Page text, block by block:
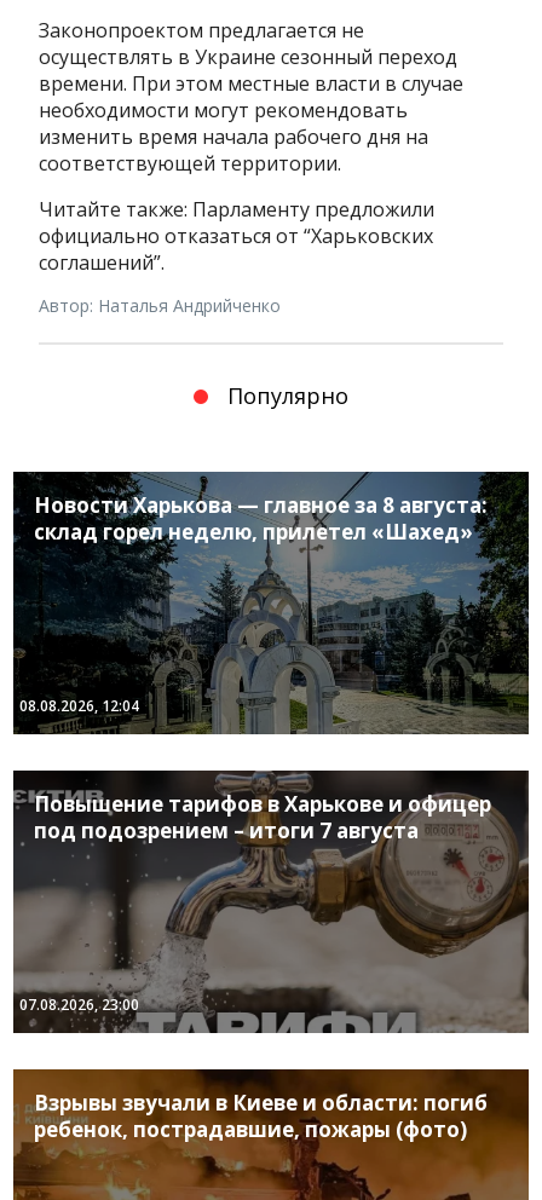
Законопроектом предлагается не
осуществлять в Украине сезонный переход
времени. При этом местные власти в случае
необходимости могут рекомендовать
изменить время начала рабочего дня на
соответствующей территории.
Читайте также: Парламенту предложили
официально отказаться от “Харьковских
соглашений”.
Автор: Наталья Андрийченко
Популярно
Новости Харькова — главное за 8 августа:
склад горел неделю, прилетел «Шахед»
08.08.2026, 12:04
Повышение тарифов в Харькове и офицер
под подозрением – итоги 7 августа
07.08.2026, 23:00
Взрывы звучали в Киеве и области: погиб
ребенок, пострадавшие, пожары (фото)